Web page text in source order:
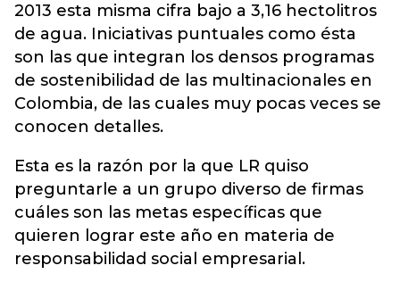
2013 esta misma cifra bajo a 3,16 hectolitros
de agua. Iniciativas puntuales como ésta
son las que integran los densos programas
de sostenibilidad de las multinacionales en
Colombia, de las cuales muy pocas veces se
conocen detalles.
Esta es la razón por la que LR quiso
preguntarle a un grupo diverso de firmas
cuáles son las metas específicas que
quieren lograr este año en materia de
responsabilidad social empresarial.